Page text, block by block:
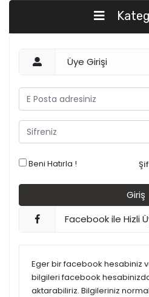
Üye Girişi
Beni Hatırla !
Facebook ile Hizli
Eger bir facebook hesabiniz
bilgileri facebook
aktarabiliriz. Bilgileriniz